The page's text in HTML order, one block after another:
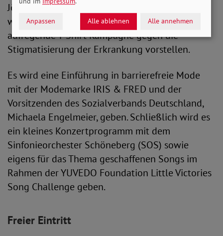
Jörg Karenfort, CEO der YUVEDO Foundation,
wird durch das Programm führen und eine
aufregende T-Shirt Kampagne gegen die
Stigmatisierung der Erkrankung vorstellen.
Es wird eine Einführung in barrierefreie Mode
mit der Modemarke IRIS & FRED und der
Vorsitzenden des Sozialverbands Deutschland,
Michaela Engelmeier, geben. Schließlich wird es
ein kleines Konzertprogramm mit dem
Sinfonieorchester Schöneberg (SOS) sowie
eigens für das Thema geschaffenen Songs im
Rahmen der YUVEDO Foundation Little Victories
Song Challenge geben.
Freier Eintritt
Anpassen Alle ablehnen Alle annehmen